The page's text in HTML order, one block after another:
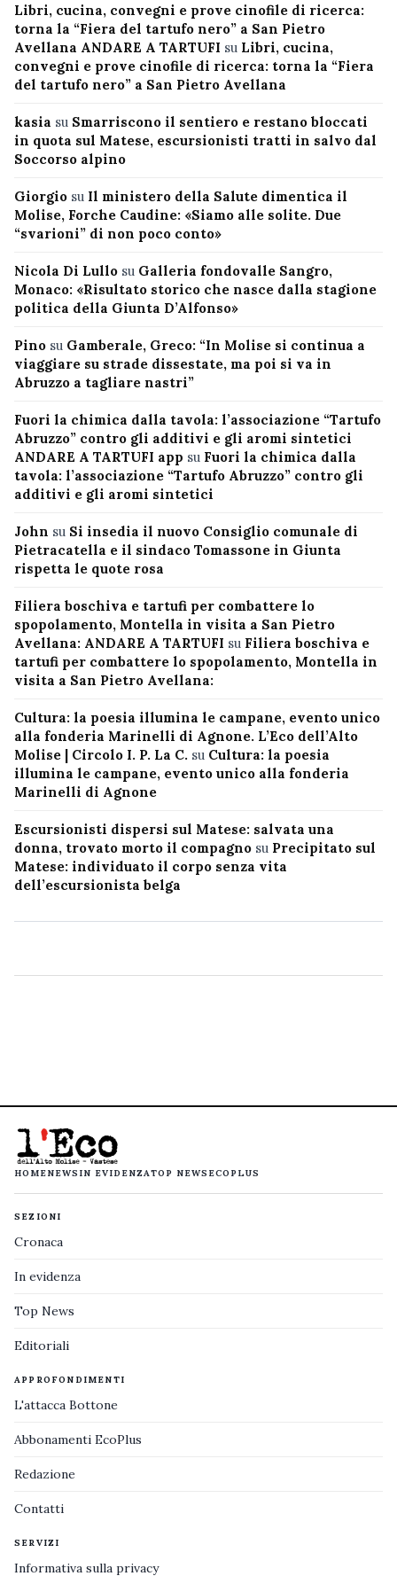
Libri, cucina, convegni e prove cinofile di ricerca:
torna la “Fiera del tartufo nero” a San Pietro
Avellana ANDARE A TARTUFI su Libri, cucina,
convegni e prove cinofile di ricerca: torna la “Fiera
del tartufo nero” a San Pietro Avellana
kasia su Smarriscono il sentiero e restano bloccati
in quota sul Matese, escursionisti tratti in salvo dal
Soccorso alpino
Giorgio su Il ministero della Salute dimentica il
Molise, Forche Caudine: «Siamo alle solite. Due
“svarioni” di non poco conto»
Nicola Di Lullo su Galleria fondovalle Sangro,
Monaco: «Risultato storico che nasce dalla stagione
politica della Giunta D’Alfonso»
Pino su Gamberale, Greco: “In Molise si continua a
viaggiare su strade dissestate, ma poi si va in
Abruzzo a tagliare nastri”
Fuori la chimica dalla tavola: l’associazione “Tartufo
Abruzzo” contro gli additivi e gli aromi sintetici
ANDARE A TARTUFI app su Fuori la chimica dalla
tavola: l’associazione “Tartufo Abruzzo” contro gli
additivi e gli aromi sintetici
John su Si insedia il nuovo Consiglio comunale di
Pietracatella e il sindaco Tomassone in Giunta
rispetta le quote rosa
Filiera boschiva e tartufi per combattere lo
spopolamento, Montella in visita a San Pietro
Avellana: ANDARE A TARTUFI su Filiera boschiva e
tartufi per combattere lo spopolamento, Montella in
visita a San Pietro Avellana:
Cultura: la poesia illumina le campane, evento unico
alla fonderia Marinelli di Agnone. L’Eco dell’Alto
Molise | Circolo I. P. La C. su Cultura: la poesia
illumina le campane, evento unico alla fonderia
Marinelli di Agnone
Escursionisti dispersi sul Matese: salvata una
donna, trovato morto il compagno su Precipitato sul
Matese: individuato il corpo senza vita
dell’escursionista belga
HOMENEWS IN EVIDENZATOP NEWS ECOPLUS
SEZIONI
Cronaca
In evidenza
Top News
Editoriali
APPROFONDIMENTI
L'attacca Bottone
Abbonamenti EcoPlus
Redazione
Contatti
SERVIZI
Informativa sulla privacy